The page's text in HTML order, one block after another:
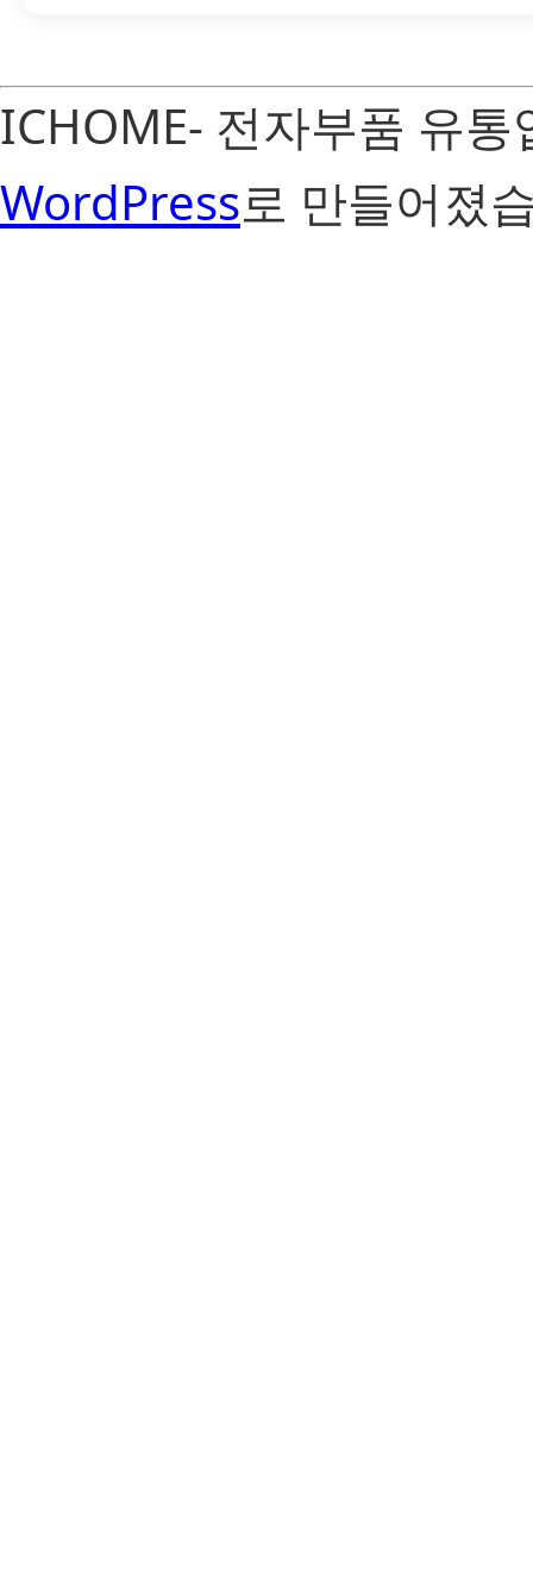
ICHOME- 전자부품 유
WordPress로 만들어졌